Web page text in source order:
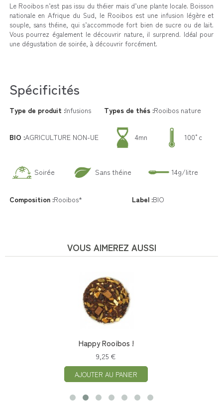
Le Rooibos n’est pas issu du théier mais d’une plante locale. Boisson
nationale en Afrique du Sud, le Rooibos est une infusion légère et
souple, sans théine, qui s’accommode fort bien de sucre ou de lait.
Vous pourrez également le découvrir nature, il surprend. Idéal pour
une dégustation de soirée, à découvrir forcément.
Spécificités
Type de produit :Infusions Types de thés :Rooibos nature
BIO :AGRICULTURE NON-UE 4mn 100°c
Soirée Sans théine 14g/litre
Composition :Rooibos* Label :BIO
VOUS AIMEREZ AUSSI
Happy Rooibos !
AJOUTER AU PANIER